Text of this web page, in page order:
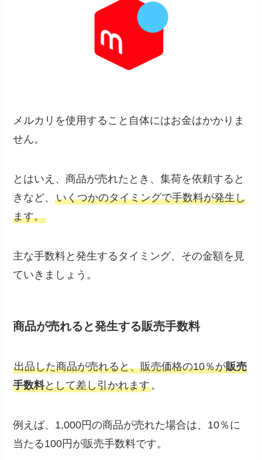
メルカリを使用すること自体にはお金はかかりま
せん。
とはいえ、商品が売れたとき、集荷を依頼すると
きなど、いくつかのタイミングで手数料が発生し
ます。
主な手数料と発生するタイミング、その金額を見
ていきましょう。
商品が売れると発生する販売手数料
出品した商品が売れると、販売価格の10％が販売
手数料として差し引かれます。
例えば、1,000円の商品が売れた場合は、10％に
当たる100円が販売手数料です。